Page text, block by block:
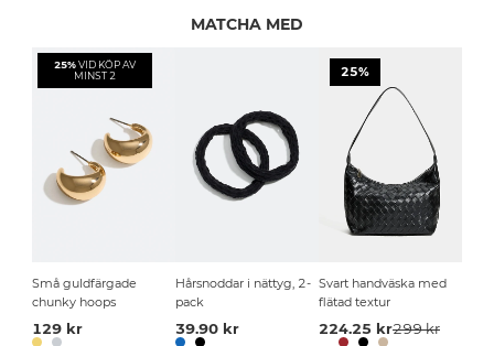
MATCHA MED
25% VID KÖP AV
MINST 2
Små guldfärgade
chunky hoops
129 kr
Hårsnoddar i nättyg, 2-
pack
39.90 kr
25%
Svart handväska med
flätad textur
224.25 kr299 kr